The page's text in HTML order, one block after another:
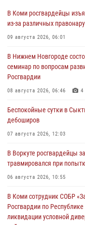
В Коми росгвардейцы
из-за различных
09 августа 2026, 06:01
В Нижнем Новгороде
семинар по вопросам
Росгвардии
08 августа 2026, 06:46 4
Беспокойные сутки в
дебоширов
07 августа 2026, 12:03
В Воркуте росгвардейцы
травмировался при
06 августа 2026, 10:55
В Коми сотрудник СОБР
Росгвардии по
ликвидации условной